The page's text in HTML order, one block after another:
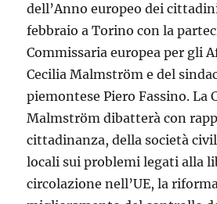
dell’Anno europeo dei
febbraio a Torino con la
Commissaria europea per gli
Cecilia Malmström e del
piemontese Piero Fassino. La
Malmström dibatterà con
cittadinanza, della società
locali sui problemi legati alla
circolazione nell’UE, la